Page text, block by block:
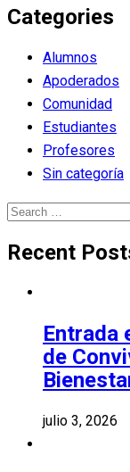
Categories
Alumnos
Apoderados
Comunidad
Estudiantes
Profesores
Sin categoría
Search
Recent
Entrada
de
julio 3, 2026